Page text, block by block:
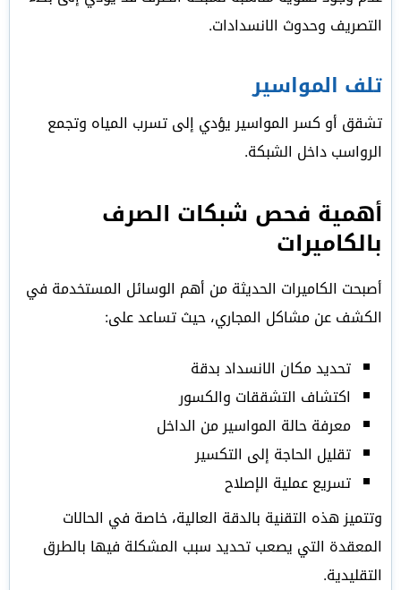
التصريف وحدوث الانسدادات.
تلف المواسير
تشقق أو كسر المواسير يؤدي إلى تسرب المياه وتجمع
الرواسب داخل الشبكة.
أهمية فحص شبكات الصرف
بالكاميرات
أصبحت الكاميرات الحديثة من أهم الوسائل المستخدمة في
الكشف عن مشاكل المجاري، حيث تساعد على:
تحديد مكان الانسداد بدقة
اكتشاف التشققات والكسور
معرفة حالة المواسير من الداخل
تقليل الحاجة إلى التكسير
تسريع عملية الإصلاح
وتتميز هذه التقنية بالدقة العالية، خاصة في الحالات
المعقدة التي يصعب تحديد سبب المشكلة فيها بالطرق
التقليدية.